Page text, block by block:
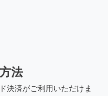
法
決済がご利用いただけま